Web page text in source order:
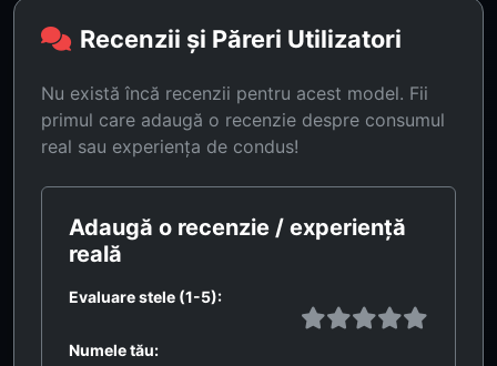
Recenzii și Păreri Utilizatori
Nu există încă recenzii pentru acest model. Fii
primul care adaugă o recenzie despre consumul
real sau experiența de condus!
Adaugă o recenzie / experiență
reală
Evaluare stele (1-5):
Numele tău: